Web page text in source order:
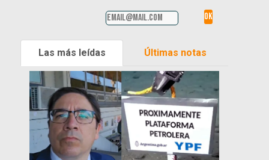
Las más leídas Últimas notas